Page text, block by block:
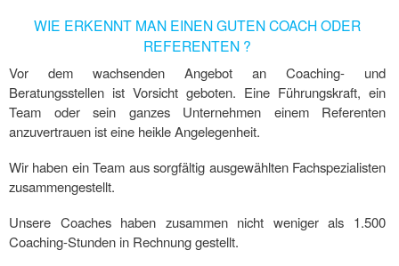
WIE ERKENNT MAN EINEN GUTEN COACH ODER
REFERENTEN ?
Vor dem wachsenden Angebot an Coaching- und
Beratungsstellen ist Vorsicht geboten. Eine Führungskraft, ein
Team oder sein ganzes Unternehmen einem Referenten
anzuvertrauen ist eine heikle Angelegenheit.
Wir haben ein Team aus sorgfältig ausgewählten Fachspezialisten
zusammengestellt.
Unsere Coaches haben zusammen nicht weniger als 1.500
Coaching-Stunden in Rechnung gestellt.